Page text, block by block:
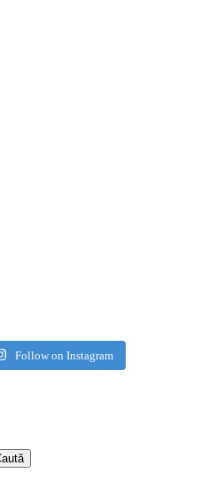
Follow on Instagram